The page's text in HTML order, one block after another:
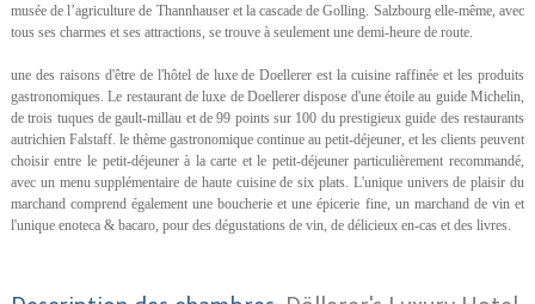
musée de l’agriculture de Thannhauser et la cascade de Golling. Salzbourg elle-même, avec
tous ses charmes et ses attractions, se trouve à seulement une demi-heure de route.
une des raisons d'être de l'hôtel de luxe de Doellerer est la cuisine raffinée et les produits
gastronomiques. Le restaurant de luxe de Doellerer dispose d'une étoile au guide Michelin,
de trois tuques de gault-millau et de 99 points sur 100 du prestigieux guide des restaurants
autrichien Falstaff. le thème gastronomique continue au petit-déjeuner, et les clients peuvent
choisir entre le petit-déjeuner à la carte et le petit-déjeuner particulièrement recommandé,
avec un menu supplémentaire de haute cuisine de six plats. L'unique univers de plaisir du
marchand comprend également une boucherie et une épicerie fine, un marchand de vin et
l'unique enoteca & bacaro, pour des dégustations de vin, de délicieux en-cas et des livres.